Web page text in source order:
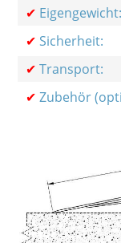
✔ Eigengewicht:
✔ Sicherheit:
✔ Transport:
✔ Zubehör